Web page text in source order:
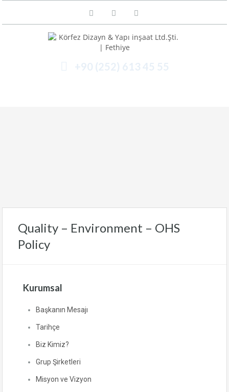
+90 (252) 613 45 55
Quality – Environment – OHS
Policy
Kurumsal
Başkanın Mesajı
Tarihçe
Biz Kimiz?
Grup Şirketleri
Misyon ve Vizyon